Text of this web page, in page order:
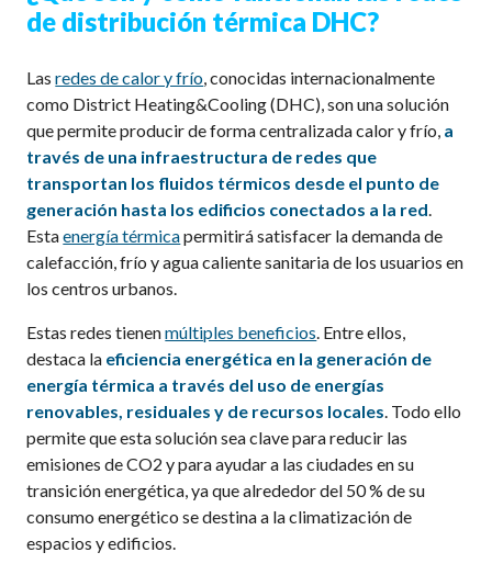
de distribución térmica DHC?
Lasredes de calor y frío, conocidas internacionalmente
como District Heating&Cooling (DHC), son una solución
que permite producir de forma centralizada calor y frío, a
través de una infraestructura de redes que
transportan los fluidos térmicos desde el punto de
generación hasta los edificios conectados a la red.
Estaenergía térmicapermitirá satisfacer la demanda de
calefacción, frío y agua caliente sanitaria de los usuarios en
los centros urbanos.
Estas redes tienenmúltiples beneficios. Entre ellos,
destaca la eficiencia energética en la generación de
energía térmica a través del uso de energías
renovables, residuales y de recursos locales. Todo ello
permite que esta solución sea clave para reducir las
emisiones de CO2 y para ayudar a las ciudades en su
transición energética, ya que alrededor del 50 % de su
consumo energético se destina a la climatización de
espacios y edificios.